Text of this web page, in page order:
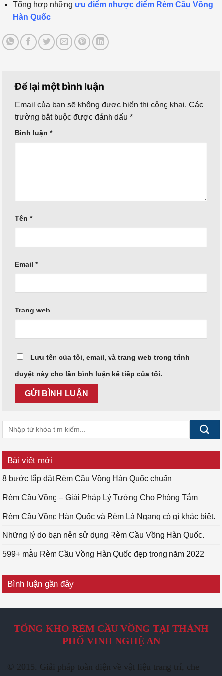
Bài viết mới
8 bước lắp đặt Rèm Cầu Vồng Hàn Quốc chuẩn
Rèm Cầu Vồng – Giải Pháp Lý Tưởng Cho Phòng Tắm
Rèm Cầu Vồng Hàn Quốc và Rèm Lá Ngang có gì khác biệt.
Những lý do bạn nên sử dụng Rèm Cầu Vồng Hàn Quốc.
599+ mẫu Rèm Cầu Vồng Hàn Quốc đẹp trong năm 2022
Bình luận gần đây
Tổng hợp những ưu điểm nhược điểm Rèm Cầu Vồng
Hàn Quốc
Để lại một bình luận
Email của bạn sẽ không được hiển thị công khai. Các
trường bắt buộc được đánh dấu *
Bình luận *
Tên *
Email *
Trang web
Lưu tên của tôi, email, và trang web trong trình
duyệt này cho lần bình luận kế tiếp của tôi.
TỔNG KHO RÈM CẦU VỒNG TẠI THÀNH
PHỐ VINH NGHỆ AN
© 2015. Giải pháp toàn diện về vật liệu trang trí, che